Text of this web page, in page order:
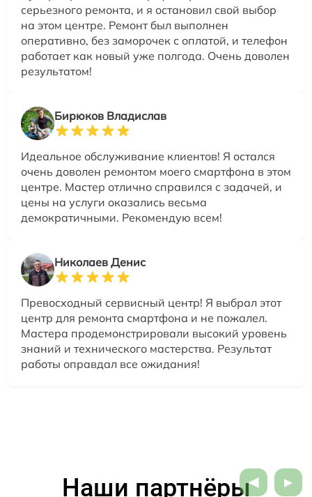
серьезного ремонта, и я остановил свой выбор
на этом центре. Ремонт был выполнен
оперативно, без заморочек с оплатой, и телефон
работает как новый уже полгода. Очень доволен
результатом!
Бирюков Владислав
Идеальное обслуживание клиентов! Я остался
очень доволен ремонтом моего смартфона в этом
центре. Мастер отлично справился с задачей, и
цены на услуги оказались весьма
демократичными. Рекомендую всем!
Николаев Денис
Превосходный сервисный центр! Я выбрал этот
центр для ремонта смартфона и не пожалел.
Мастера продемонстрировали высокий уровень
знаний и технического мастерства. Результат
работы оправдал все ожидания!
Наши партнёры